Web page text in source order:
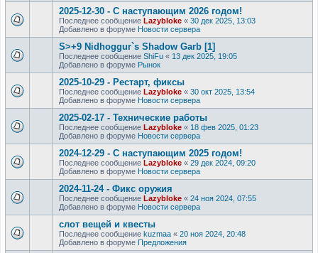
2025-12-30 - С наступающим 2026 годом!
Последнее сообщение Lazybloke « 30 дек 2025, 13:03
Добавлено в форуме Новости сервера
S>+9 Nidhoggur`s Shadow Garb [1]
Последнее сообщение ShiFu « 13 дек 2025, 19:05
Добавлено в форуме Рынок
2025-10-29 - Рестарт, фиксы
Последнее сообщение Lazybloke « 30 окт 2025, 13:54
Добавлено в форуме Новости сервера
2025-02-17 - Технические работы
Последнее сообщение Lazybloke « 18 фев 2025, 01:23
Добавлено в форуме Новости сервера
2024-12-29 - С наступающим 2025 годом!
Последнее сообщение Lazybloke « 29 дек 2024, 09:20
Добавлено в форуме Новости сервера
2024-11-24 - Фикс оружия
Последнее сообщение Lazybloke « 24 ноя 2024, 07:55
Добавлено в форуме Новости сервера
слот вещей и квесты
Последнее сообщение kuzmaa « 20 ноя 2024, 20:48
Добавлено в форуме Предложения